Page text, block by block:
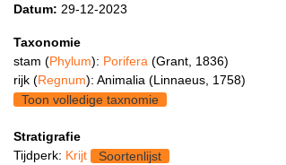
Datum: 29-12-2023
Taxonomie
stam (Phylum): Porifera (Grant, 1836)
rijk (Regnum): Animalia (Linnaeus, 1758)
Toon volledige taxnomie
Stratigrafie
Tijdperk: Krijt
Soortenlijst